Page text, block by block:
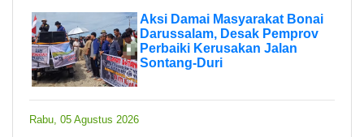
Aksi Damai Masyarakat Bonai
Darussalam, Desak Pemprov
Perbaiki Kerusakan Jalan
Sontang-Duri
Rabu, 05 Agustus 2026